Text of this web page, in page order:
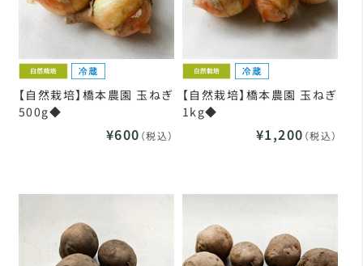
【自然栽培】橋本農園 玉ねぎ
500g◆
¥600 （税込）
【自然栽培】橋本農園 玉ねぎ
1kg◆
¥1,200 （税込）